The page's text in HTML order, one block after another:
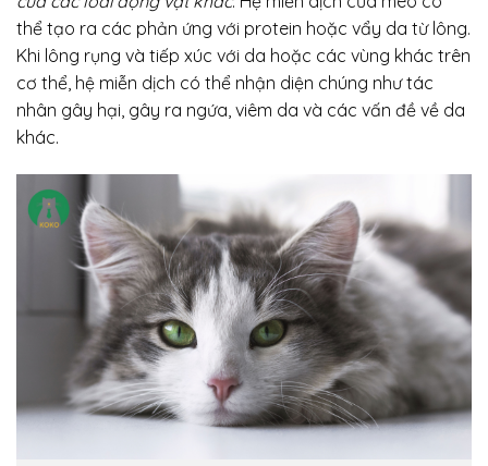
thể tạo ra các phản ứng với protein hoặc vẩy da từ lông.
Khi lông rụng và tiếp xúc với da hoặc các vùng khác trên
cơ thể, hệ miễn dịch có thể nhận diện chúng như tác
nhân gây hại, gây ra ngứa, viêm da và các vấn đề về da
khác.